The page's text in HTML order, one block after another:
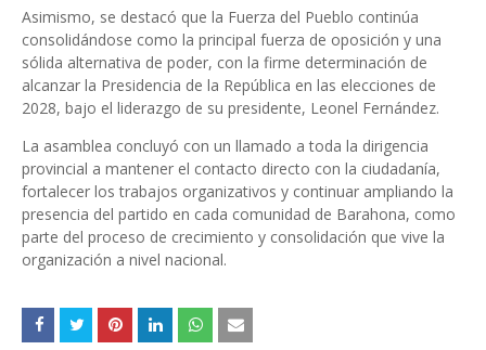
Asimismo, se destacó que la Fuerza del Pueblo continúa
consolidándose como la principal fuerza de oposición y una
sólida alternativa de poder, con la firme determinación de
alcanzar la Presidencia de la República en las elecciones de
2028, bajo el liderazgo de su presidente, Leonel Fernández.
La asamblea concluyó con un llamado a toda la dirigencia
provincial a mantener el contacto directo con la ciudadanía,
fortalecer los trabajos organizativos y continuar ampliando la
presencia del partido en cada comunidad de Barahona, como
parte del proceso de crecimiento y consolidación que vive la
organización a nivel nacional.